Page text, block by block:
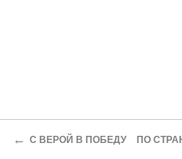
← С ВЕРОЙ В ПОБЕДУ ПО